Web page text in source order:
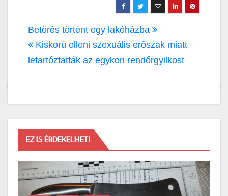
Bejegyzés
navigáció
Betörés történt egy lakóházba
Kiskorú elleni szexuális erőszak miatt
letartóztatták az egykori rendőrgyilkost
EZ IS ÉRDEKELHETI